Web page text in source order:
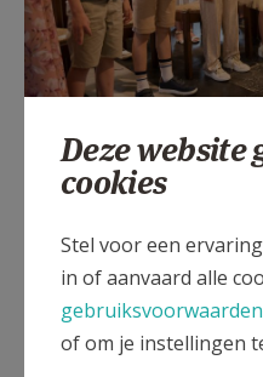
EC
Gepubliceerd door
Parochie H. Damiaan
Deze website
cookies
Stel voor een
in of aanvaard alle
gebruiksvoorwaarden
of om je instellingen